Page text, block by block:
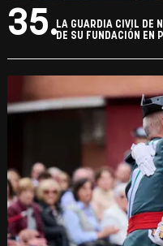
35.LA GUARDIA CIVIL DE
DE SU FUNDACIÓN EN